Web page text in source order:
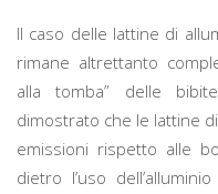
Il caso delle lattine di
rimane altrettanto
alla tomba” delle
dimostrato che le lattine
emissioni rispetto alle
dietro l’uso